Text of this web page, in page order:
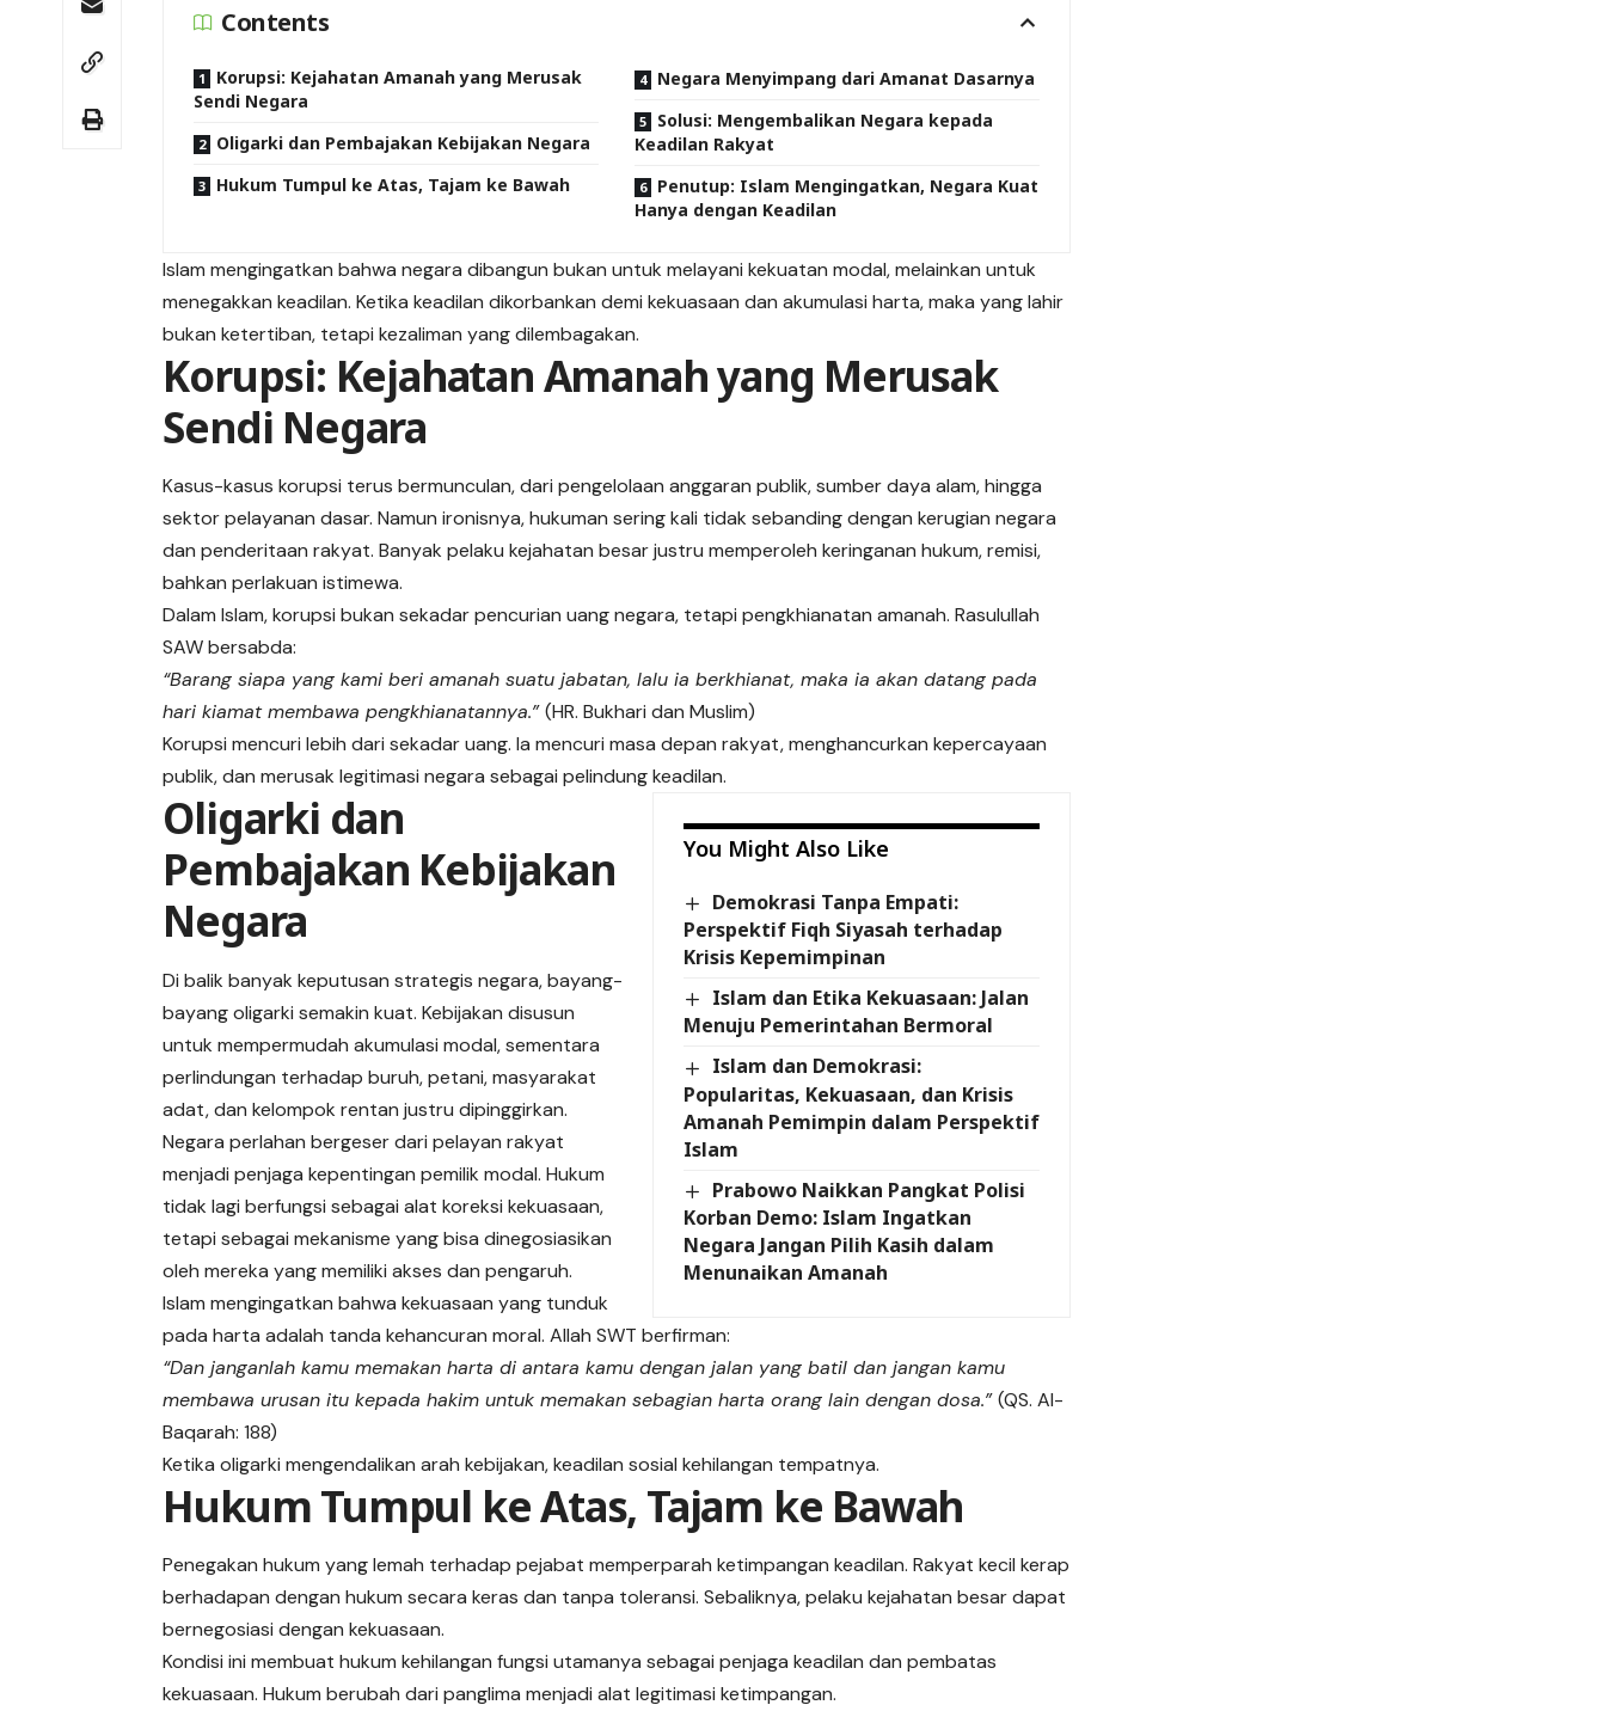
Contents
Korupsi: Kejahatan Amanah yang Merusak
Sendi Negara
Oligarki dan Pembajakan Kebijakan Negara
Hukum Tumpul ke Atas, Tajam ke Bawah
Negara Menyimpang dari Amanat Dasarnya
Solusi: Mengembalikan Negara kepada
Keadilan Rakyat
Penutup: Islam Mengingatkan, Negara Kuat
Hanya dengan Keadilan
Islam mengingatkan bahwa negara dibangun bukan untuk melayani kekuatan modal, melainkan untuk
menegakkan keadilan. Ketika keadilan dikorbankan demi kekuasaan dan akumulasi harta, maka yang lahir
bukan ketertiban, tetapi kezaliman yang dilembagakan.
Korupsi: Kejahatan Amanah yang Merusak
Sendi Negara
Kasus-kasus korupsi terus bermunculan, dari pengelolaan anggaran publik, sumber daya alam, hingga
sektor pelayanan dasar. Namun ironisnya, hukuman sering kali tidak sebanding dengan kerugian negara
dan penderitaan rakyat. Banyak pelaku kejahatan besar justru memperoleh keringanan hukum, remisi,
bahkan perlakuan istimewa.
Dalam Islam, korupsi bukan sekadar pencurian uang negara, tetapi pengkhianatan amanah. Rasulullah
SAW bersabda:
“Barang siapa yang kami beri amanah suatu jabatan, lalu ia berkhianat, maka ia akan datang pada
hari kiamat membawa pengkhianatannya.”(HR. Bukhari dan Muslim)
Korupsi mencuri lebih dari sekadar uang. Ia mencuri masa depan rakyat, menghancurkan kepercayaan
publik, dan merusak legitimasi negara sebagai pelindung keadilan.
You Might Also Like
Demokrasi Tanpa Empati:
Perspektif Fiqh Siyasah terhadap
Krisis Kepemimpinan
Islam dan Etika Kekuasaan: Jalan
Menuju Pemerintahan Bermoral
Islam dan Demokrasi:
Popularitas, Kekuasaan, dan Krisis
Amanah Pemimpin dalam Perspektif
Islam
Prabowo Naikkan Pangkat Polisi
Korban Demo: Islam Ingatkan
Negara Jangan Pilih Kasih dalam
Menunaikan Amanah
Oligarki dan
Pembajakan Kebijakan
Negara
Di balik banyak keputusan strategis negara, bayang-
bayang oligarki semakin kuat. Kebijakan disusun
untuk mempermudah akumulasi modal, sementara
perlindungan terhadap buruh, petani, masyarakat
adat, dan kelompok rentan justru dipinggirkan.
Negara perlahan bergeser dari pelayan rakyat
menjadi penjaga kepentingan pemilik modal. Hukum
tidak lagi berfungsi sebagai alat koreksi kekuasaan,
tetapi sebagai mekanisme yang bisa dinegosiasikan
oleh mereka yang memiliki akses dan pengaruh.
Islam mengingatkan bahwa kekuasaan yang tunduk
pada harta adalah tanda kehancuran moral. Allah SWT berfirman:
“Dan janganlah kamu memakan harta di antara kamu dengan jalan yang batil dan jangan kamu
membawa urusan itu kepada hakim untuk memakan sebagian harta orang lain dengan dosa.”(QS. Al-
Baqarah: 188)
Ketika oligarki mengendalikan arah kebijakan, keadilan sosial kehilangan tempatnya.
Hukum Tumpul ke Atas, Tajam ke Bawah
Penegakan hukum yang lemah terhadap pejabat memperparah ketimpangan keadilan. Rakyat kecil kerap
berhadapan dengan hukum secara keras dan tanpa toleransi. Sebaliknya, pelaku kejahatan besar dapat
bernegosiasi dengan kekuasaan.
Kondisi ini membuat hukum kehilangan fungsi utamanya sebagai penjaga keadilan dan pembatas
kekuasaan. Hukum berubah dari panglima menjadi alat legitimasi ketimpangan.